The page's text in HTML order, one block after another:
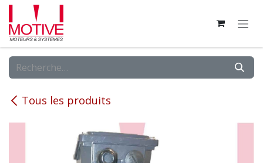
Se rendre au contenu
Tous les produits